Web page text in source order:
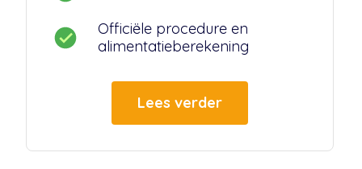
Officiële procedure en
alimentatieberekening
Lees verder